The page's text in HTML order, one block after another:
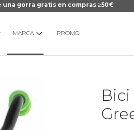
una gorra gratis en compras ≥50€
MARCA PROMO